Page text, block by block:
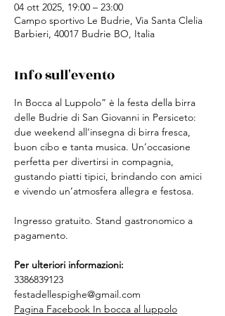
04 ott 2025, 19:00 – 23:00
Campo sportivo Le Budrie, Via Santa Clelia
Barbieri, 40017 Budrie BO, Italia
Info sull'evento
In Bocca al Luppolo” è la festa della birra
delle Budrie di San Giovanni in Persiceto:
due weekend all’insegna di birra fresca,
buon cibo e tanta musica. Un’occasione
perfetta per divertirsi in compagnia,
gustando piatti tipici, brindando con amici
e vivendo un’atmosfera allegra e festosa.
Ingresso gratuito. Stand gastronomico a
pagamento.
Per ulteriori informazioni:
3386839123
festadellespighe@gmail.com
Pagina Facebook In bocca al luppolo